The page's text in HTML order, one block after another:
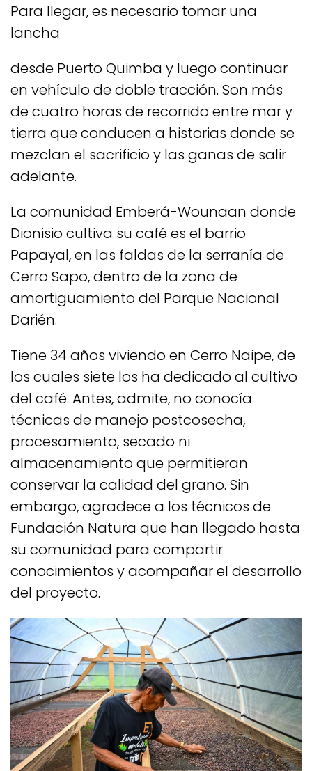
Para llegar, es necesario tomar una
lancha
desde Puerto Quimba y luego continuar
en vehículo de doble tracción. Son más
de cuatro horas de recorrido entre mar y
tierra que conducen a historias donde se
mezclan el sacrificio y las ganas de salir
adelante.
La comunidad Emberá-Wounaan donde
Dionisio cultiva su café es el barrio
Papayal, en las faldas de la serranía de
Cerro Sapo, dentro de la zona de
amortiguamiento del Parque Nacional
Darién.
Tiene 34 años viviendo en Cerro Naipe, de
los cuales siete los ha dedicado al cultivo
del café. Antes, admite, no conocía
técnicas de manejo postcosecha,
procesamiento, secado ni
almacenamiento que permitieran
conservar la calidad del grano. Sin
embargo, agradece a los técnicos de
Fundación Natura que han llegado hasta
su comunidad para compartir
conocimientos y acompañar el desarrollo
del proyecto.